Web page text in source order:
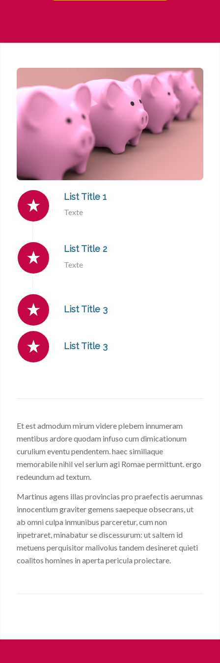
List Title 1
Texte
List Title 2
Texte
List Title 3
List Title 3
Et est admodum mirum videre plebem innumeram
mentibus ardore quodam infuso cum dimicationum
curulium eventu pendentem. haec similiaque
memorabile nihil vel serium agi Romae permittunt. ergo
redeundum ad textum.
Martinus agens illas provincias pro praefectis aerumnas
innocentium graviter gemens saepeque obsecrans, ut
ab omni culpa inmunibus parceretur, cum non
inpetraret, minabatur se discessurum: ut saltem id
metuens perquisitor malivolus tandem desineret quieti
coalitos homines in aperta pericula proiectare.